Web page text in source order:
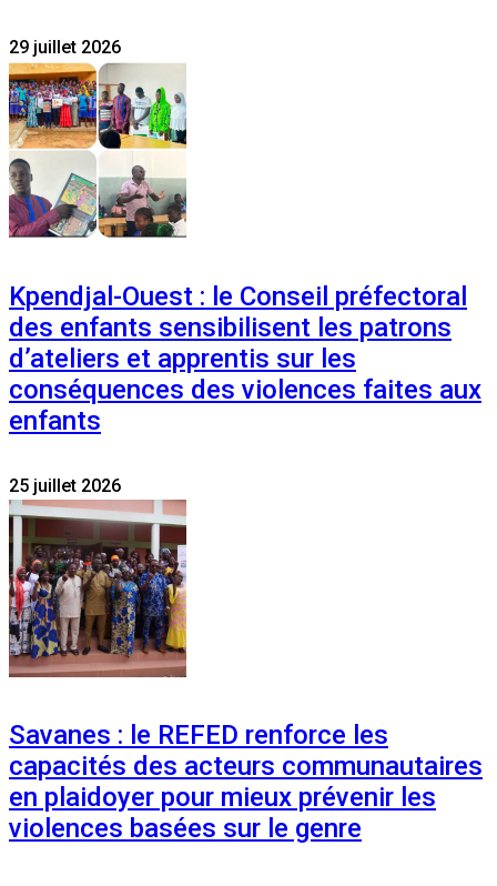
29 juillet 2026
Kpendjal-Ouest : le Conseil préfectoral
des enfants sensibilisent les patrons
d’ateliers et apprentis sur les
conséquences des violences faites aux
enfants
25 juillet 2026
Savanes : le REFED renforce les
capacités des acteurs communautaires
en plaidoyer pour mieux prévenir les
violences basées sur le genre